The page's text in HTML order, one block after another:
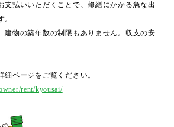
支払いいただくことで、修繕にかかる急な出
建物の築年数の制限もありません。収支の安
細ページをご覧ください。
rent/kyousai/